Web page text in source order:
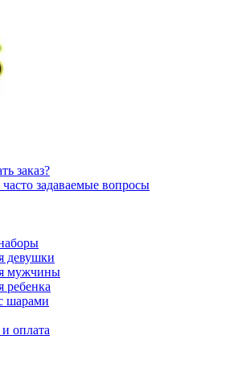
заказ?
задаваемые вопросы
девушки
мужчины
шарами
оплата